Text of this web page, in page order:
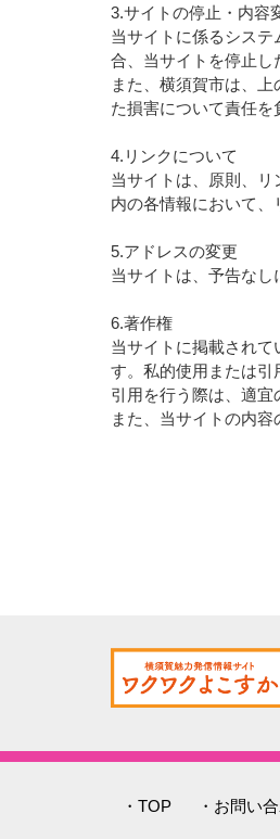
3.サイトの停止・内容
当サイトに係るシス
合、当サイトを停止し
また、横須賀市は、
た損害について責任を
4.リンクについて
当サイトは、原則、
内の各情報において、
5.アドレスの変更
当サイトは、予告なし
6.著作権
当サイトに掲載され
す。私的使用または引
引用を行う際は、適宜
また、当サイトの内
・TOP ・お問い